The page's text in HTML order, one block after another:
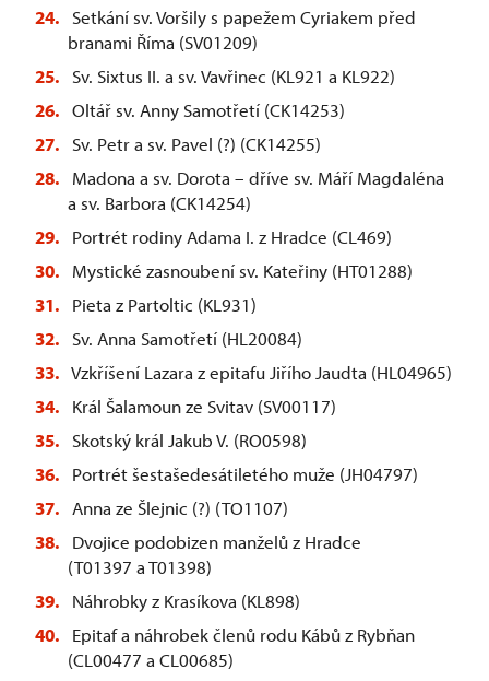
Setkání sv. Voršily s papežem Cyriakem před
branami Říma (SV01209)
Sv. Sixtus II. a sv. Vavřinec (KL921 a KL922)
Oltář sv. Anny Samotřetí (CK14253)
Sv. Petr a sv. Pavel (?) (CK14255)
Madona a sv. Dorota – dříve sv. Máří Magdaléna
a sv. Barbora (CK14254)
Portrét rodiny Adama I. z Hradce (CL469)
Mystické zasnoubení sv. Kateřiny (HT01288)
Pieta z Partoltic (KL931)
Sv. Anna Samotřetí (HL20084)
Vzkříšení Lazara z epitafu Jiřího Jaudta (HL04965)
Král Šalamoun ze Svitav (SV00117)
Skotský král Jakub V. (RO0598)
Portrét šestašedesátiletého muže (JH04797)
Anna ze Šlejnic (?) (TO1107)
Dvojice podobizen manželů z Hradce
(T01397 a T01398)
Náhrobky z Krasíkova (KL898)
Epitaf a náhrobek členů rodu Kábů z Rybňan
(CL00477 a CL00685)